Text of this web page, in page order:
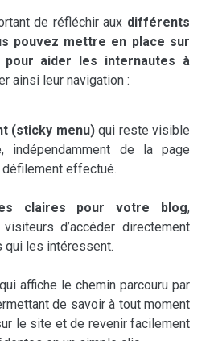
de réfléchir aux différents
pouvez mettre en place sur
aider les internautes à
ainsi leur navigation :
(sticky menu)qui reste visible
indépendamment de la page
effectué.
claires pour votre blog,
d’accéder directement
qui les intéressent.
qui affiche le chemin parcouru par
de savoir à tout moment
le site et de revenir facilement